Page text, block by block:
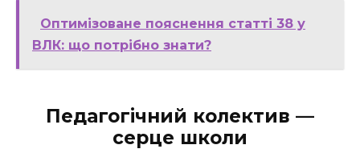
Оптимізоване пояснення статті 38 у
ВЛК: що потрібно знати?
Педагогічний колектив —
серце школи